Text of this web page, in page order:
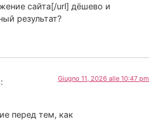
сайта[/url] дёшево и
результат?
Giugno 11, 2026 alle 10:47 pm
перед тем, как